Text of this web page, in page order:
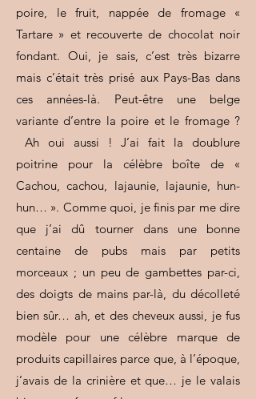
poire, le fruit, nappée de fromage «
Tartare » et recouverte de chocolat noir
fondant. Oui, je sais, c’est très bizarre
mais c’était très prisé aux Pays-Bas dans
ces années-là. Peut-être une belge
variante d’entre la poire et le fromage ?
Ah oui aussi ! J’ai fait la doublure
poitrine pour la célèbre boîte de «
Cachou, cachou, lajaunie, lajaunie, hun-
hun… ». Comme quoi, je finis par me dire
que j’ai dû tourner dans une bonne
centaine de pubs mais par petits
morceaux ; un peu de gambettes par-ci,
des doigts de mains par-là, du décolleté
bien sûr… ah, et des cheveux aussi, je fus
modèle pour une célèbre marque de
produits capillaires parce que, à l’époque,
j’avais de la crinière et que… je le valais